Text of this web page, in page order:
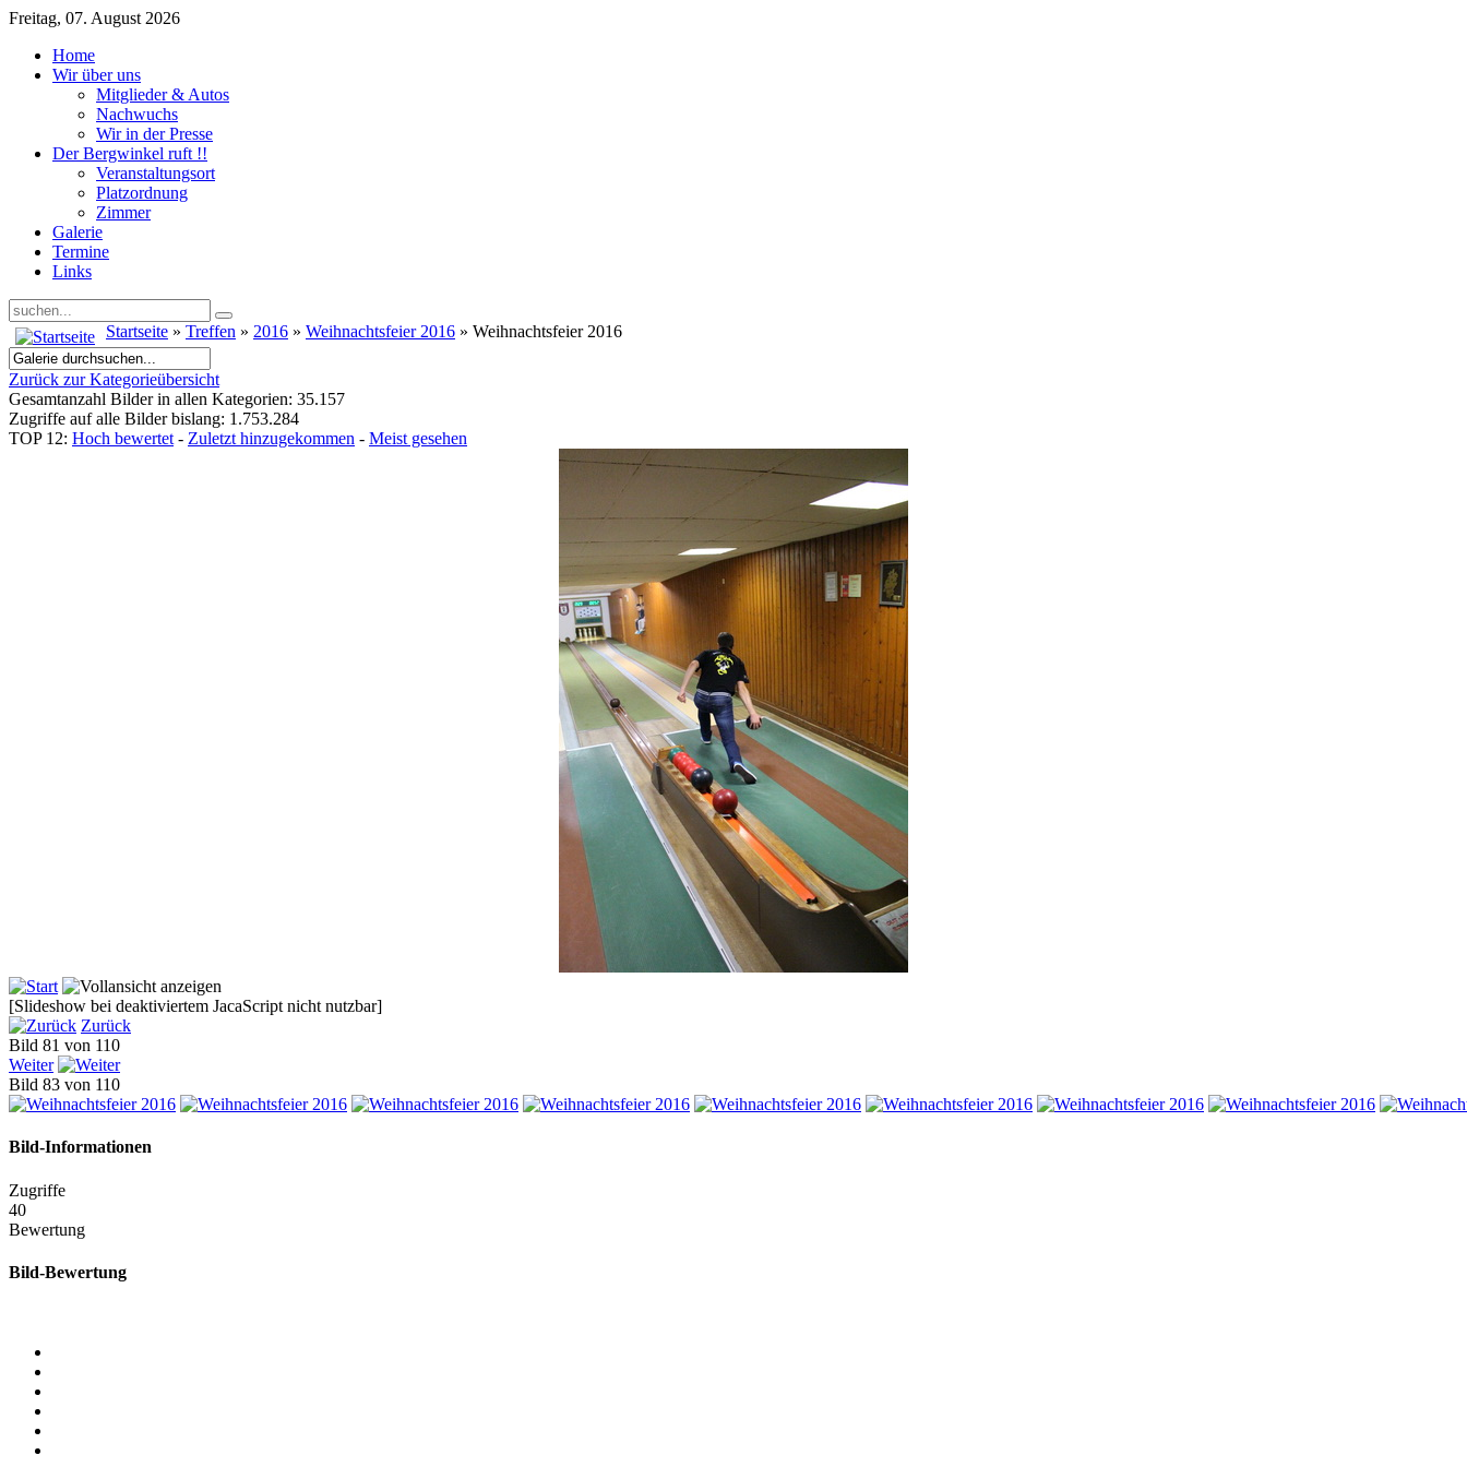
Freitag, 07. August 2026
Home
Wir über uns
Mitglieder & Autos
Nachwuchs
Wir in der Presse
Der Bergwinkel ruft !!
Veranstaltungsort
Platzordnung
Zimmer
Galerie
Termine
Links
Startseite » Treffen » 2016 » Weihnachtsfeier 2016 » Weihnachtsfeier 2016
Zurück zur Kategorieübersicht
Gesamtanzahl Bilder in allen Kategorien: 35.157
Zugriffe auf alle Bilder bislang: 1.753.284
TOP 12: Hoch bewertet - Zuletzt hinzugekommen - Meist gesehen
[Slideshow bei deaktiviertem JacaScript nicht nutzbar]
Zurück
Bild 81 von 110
Weiter
Bild 83 von 110
Bild-Informationen
Zugriffe
40
Bewertung
Bild-Bewertung